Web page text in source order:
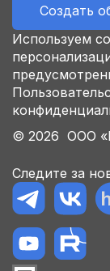
Создать
Используем
© 2026 ООО
Следите за